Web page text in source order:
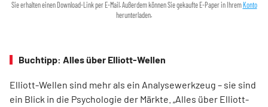
Sie erhalten einen Download-Link per E-Mail. Außerdem können Sie gekaufte E-Paper in Ihrem Konto
herunterladen.
Buchtipp: Alles über Elliott-Wellen
Elliott-Wellen sind mehr als ein Analysewerkzeug – sie sind
ein Blick in die Psychologie der Märkte. „Alles über Elliott-